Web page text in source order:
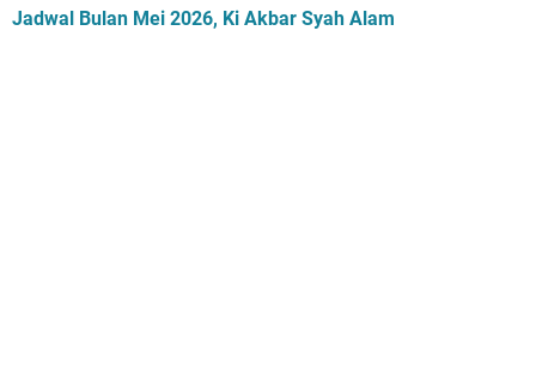
Jadwal Bulan Mei 2026, Ki Akbar Syah Alam